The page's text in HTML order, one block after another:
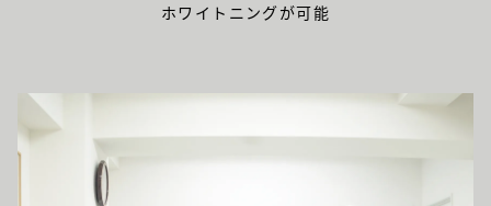
ホワイトニングが可能